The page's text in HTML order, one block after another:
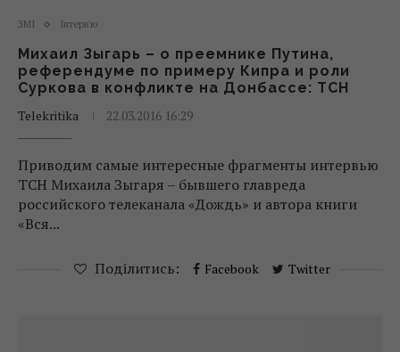
ЗМІ Інтерв'ю
Михаил Зыгарь – о преемнике Путина,
референдуме по примеру Кипра и роли
Суркова в конфликте на Донбассе: ТСН
Telekritika
22.03.2016 16:29
Приводим самые интересные фрагменты интервью
ТСН Михаила Зыгаря – бывшего главреда
российского телеканала «Дождь» и автора книги
«Вся...
Поділитись: Facebook Twitter